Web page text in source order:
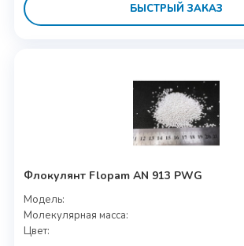
БЫСТРЫЙ ЗАКАЗ
Флокулянт Flopam AN 913 PWG
Модель:
Молекулярная масса:
Цвет: